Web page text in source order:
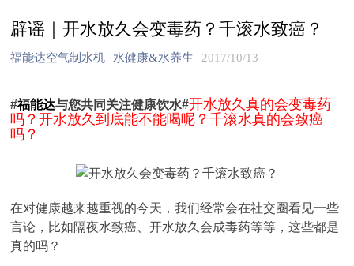
辟谣｜开水放久会变毒药？千滚水致癌？
福能达空气制水机 水健康&水养生 2017/10/13
#福能达与您共同关注健康饮水#开水放久真的会变毒药
吗？开水放久到底能不能喝呢？千滚水真的会致癌
吗？
在对健康越来越重视的今天，我们经常会在社交圈看见一些
言论，比如隔夜水致癌、开水放久会成毒药等等，这些都是
真的吗？